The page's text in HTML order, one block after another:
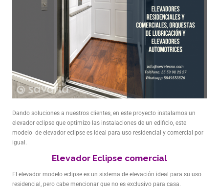
Dando soluciones a nuestros clientes, en este proyecto instalamos un
elevador eclipse que optimizo las instalaciones de un edificio, este
modelo de elevador eclipse es ideal para uso residencial y comercial por
igual.
Elevador Eclipse comercial
El elevador modelo eclipse es un sistema de elevación ideal para su uso
residencial, pero cabe mencionar que no es exclusivo para casa.